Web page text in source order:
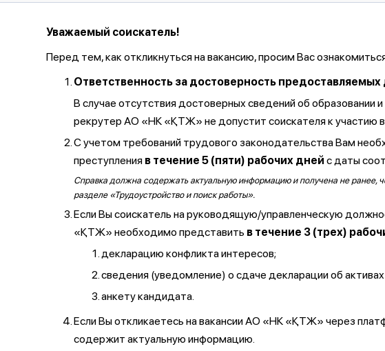
Уважаемый соискатель!
Перед тем, как откликнуться на вакансию, просим Вас
Ответственность за достоверность
В случае отсутствия достоверных сведений об
рекрутер АО «НК «ҚТЖ» не допустит соискателя к участию
С учетом требований трудового законодательства Вам
преступления в течение 5 (пяти) рабочих дней с даты
Справка должна содержать актуальную информацию и получена не ранее,
разделе «Трудоустройство и поиск работы».
Если Вы соискатель на руководящую/управленческую
«ҚТЖ» необходимо представить в течение 3 (трех)
декларацию конфликта интересов;
сведения (уведомление) о сдаче декларации об
анкету кандидата.
Если Вы откликаетесь на вакансии АО «НК «ҚТЖ» через
содержит актуальную информацию.